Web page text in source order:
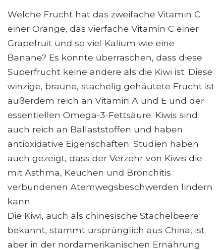
Welche Frucht hat das zweifache Vitamin C
einer Orange, das vierfache Vitamin C einer
Grapefruit und so viel Kalium wie eine
Banane? Es könnte überraschen, dass diese
Superfrucht keine andere als die Kiwi ist. Diese
winzige, braune, stachelig gehäutete Frucht ist
außerdem reich an Vitamin A und E und der
essentiellen Omega-3-Fettsäure. Kiwis sind
auch reich an Ballaststoffen und haben
antioxidative Eigenschaften. Studien haben
auch gezeigt, dass der Verzehr von Kiwis die
mit Asthma, Keuchen und Bronchitis
verbundenen Atemwegsbeschwerden lindern
kann.
Die Kiwi, auch als chinesische Stachelbeere
bekannt, stammt ursprünglich aus China, ist
aber in der nordamerikanischen Ernährung